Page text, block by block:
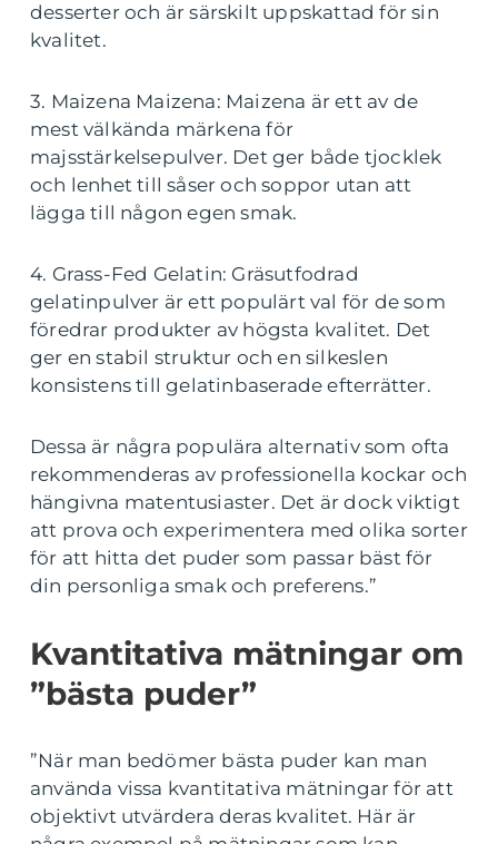
desserter och är särskilt uppskattad för sin
kvalitet.
3. Maizena Maizena: Maizena är ett av de
mest välkända märkena för
majsstärkelsepulver. Det ger både tjocklek
och lenhet till såser och soppor utan att
lägga till någon egen smak.
4. Grass-Fed Gelatin: Gräsutfodrad
gelatinpulver är ett populärt val för de som
föredrar produkter av högsta kvalitet. Det
ger en stabil struktur och en silkeslen
konsistens till gelatinbaserade efterrätter.
Dessa är några populära alternativ som ofta
rekommenderas av professionella kockar och
hängivna matentusiaster. Det är dock viktigt
att prova och experimentera med olika sorter
för att hitta det puder som passar bäst för
din personliga smak och preferens.”
Kvantitativa mätningar om
”bästa puder”
”När man bedömer bästa puder kan man
använda vissa kvantitativa mätningar för att
objektivt utvärdera deras kvalitet. Här är